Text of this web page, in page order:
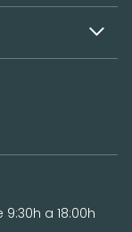
a 18:00h